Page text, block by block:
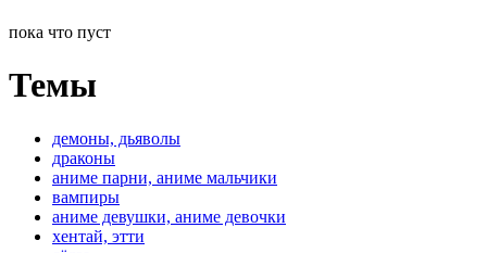
пока что пуст
Темы
демоны, дьяволы
драконы
аниме парни, аниме мальчики
вампиры
аниме девушки, аниме девочки
хентай, этти